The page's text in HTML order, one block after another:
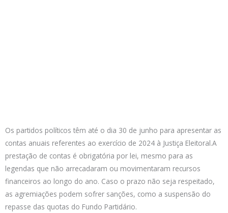
Os partidos políticos têm até o dia 30 de junho para apresentar as
contas anuais referentes ao exercício de 2024 à Justiça Eleitoral.A
prestação de contas é obrigatória por lei, mesmo para as
legendas que não arrecadaram ou movimentaram recursos
financeiros ao longo do ano. Caso o prazo não seja respeitado,
as agremiações podem sofrer sanções, como a suspensão do
repasse das quotas do Fundo Partidário.